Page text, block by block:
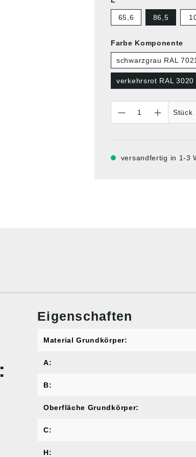
65,6 86,5
Farbe Komponente
schwarzgrau RAL 7021
verkehrsrot RAL 3020
Stück
versandfertig in 1-3
Eigenschaften
Material Grundkörper:
A:
B:
Oberfläche Grundkörper:
C:
H: